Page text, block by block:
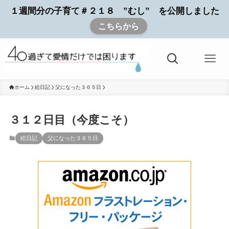
１週間分の子育て＃２１８ ”むし” を公開しました
こちらから
ホーム 絵日記 父になった３６５日
３１２日目（今度こそ）
絵日記 父になった３６５日